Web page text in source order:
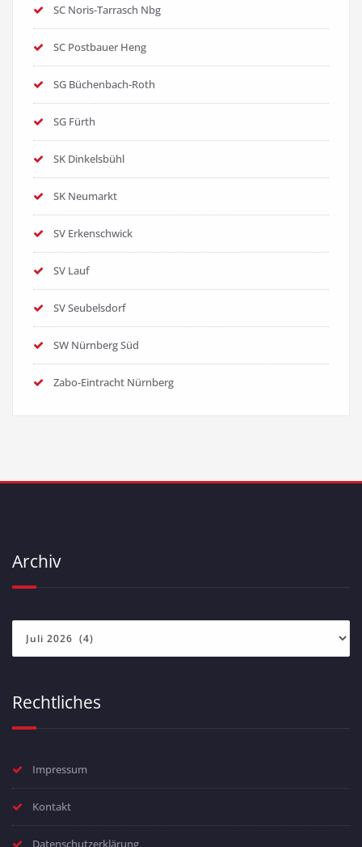
SC Noris-Tarrasch Nbg
SC Postbauer Heng
SG Büchenbach-Roth
SG Fürth
SK Dinkelsbühl
SK Neumarkt
SV Erkenschwick
SV Lauf
SV Seubelsdorf
SW Nürnberg Süd
Zabo-Eintracht Nürnberg
Archiv
Rechtliches
Impressum
Kontakt
Datenschutzerklärung